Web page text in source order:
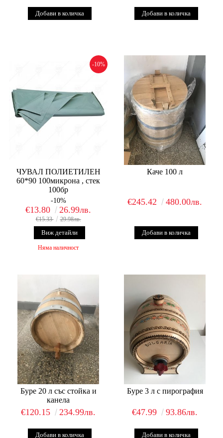
-10%
ЧУВАЛ ПОЛИЕТИЛЕН
60*90 100микрона , стек
100бр
-10%
€13.80 26.99лв.
€15.33 29.98лв.
Виж детайли
Няма наличност
Каче 100 л
€245.42 480.00лв.
Буре 20 л със стойка и
канела
€120.15 234.99лв.
Буре 3 л с пирография
€47.99 93.86лв.